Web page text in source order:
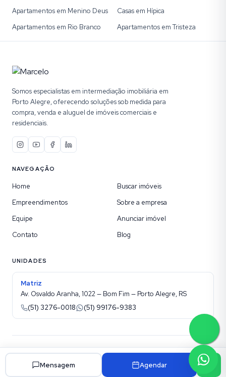
Mensagem Agendar
Apartamentos em Menino Deus
Casas em Hípica
Apartamentos em Rio Branco
Apartamentos em Tristeza
Somos especialistas em intermediação imobiliária em
Porto Alegre, oferecendo soluções sob medida para
compra, venda e aluguel de imóveis comerciais e
residenciais.
NAVEGAÇÃO
Home
Buscar imóveis
Empreendimentos
Sobre a empresa
Equipe
Anunciar imóvel
Contato
Blog
UNIDADES
Matriz
Av. Osvaldo Aranha, 1022 — Bom Fim — Porto Alegre, RS
(51) 3276-0018
(51) 99176-9383
©2026Kotel Imobiliária. Todos os direitos reservados.
Site para imobiliárias Superadmin
Política de privacidade